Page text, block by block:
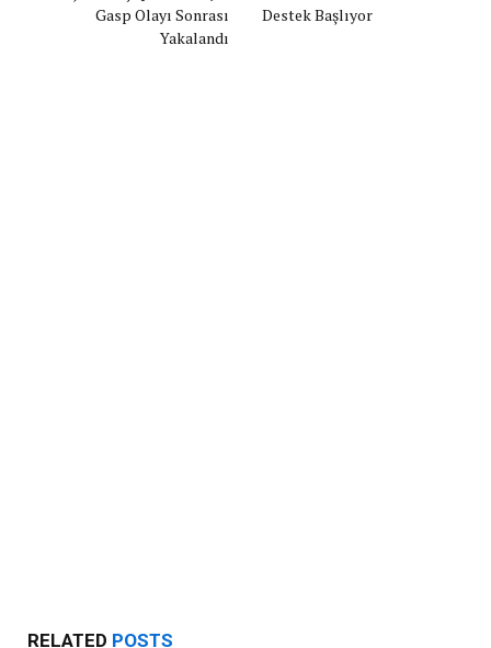
Gasp Olayı Sonrası
Yakalandı
Destek Başlıyor
RELATED POSTS